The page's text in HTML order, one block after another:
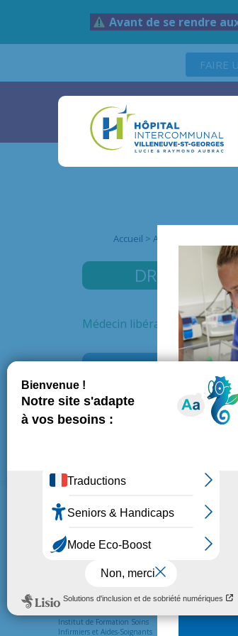
Avant de se rendre
FAIRE
Accueil > Annuaire des
DR
Médecin libéral
L’HÔPITAL
Présentation de l’hôpital
Institut de Formation Soins
Infirmiers et Aides-Soignants